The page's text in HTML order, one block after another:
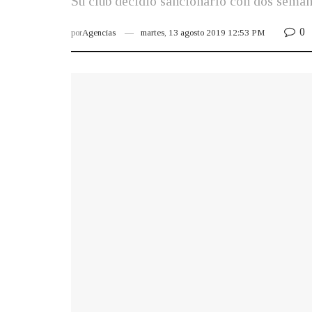
porAgencias martes, 13 agosto 2019 12:53 PM 0